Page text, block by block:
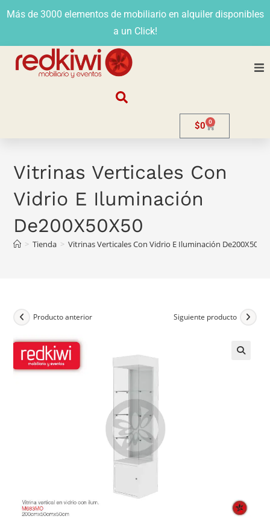
Más de 3000 elementos de mobiliario en alquiler disponibles
a un Click!
Venta
$0 0
Vitrinas Verticales Con
Vidrio E Iluminación
De200X50X50
> Tienda > Vitrinas Verticales Con Vidrio E Iluminación
Producto anterior Siguiente producto